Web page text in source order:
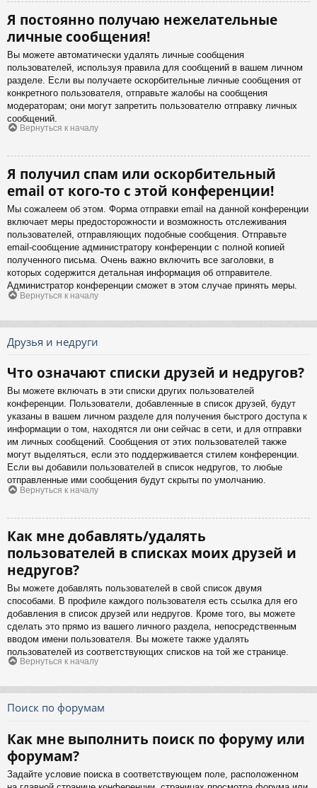
Я постоянно получаю нежелательные
личные сообщения!
Вы можете автоматически удалять личные сообщения
пользователей, используя правила для сообщений в вашем личном
разделе. Если вы получаете оскорбительные личные сообщения от
конкретного пользователя, отправьте жалобы на сообщения
модераторам; они могут запретить пользователю отправку личных
сообщений.
Вернуться к началу
Я получил спам или оскорбительный
email от кого-то с этой конференции!
Мы сожалеем об этом. Форма отправки email на данной конференции
включает меры предосторожности и возможность отслеживания
пользователей, отправляющих подобные сообщения. Отправьте
email-сообщение администратору конференции с полной копией
полученного письма. Очень важно включить все заголовки, в
которых содержится детальная информация об отправителе.
Администратор конференции сможет в этом случае принять меры.
Вернуться к началу
Друзья и недруги
Что означают списки друзей и недругов?
Вы можете включать в эти списки других пользователей
конференции. Пользователи, добавленные в список друзей, будут
указаны в вашем личном разделе для получения быстрого доступа к
информации о том, находятся ли они сейчас в сети, и для отправки
им личных сообщений. Сообщения от этих пользователей также
могут выделяться, если это поддерживается стилем конференции.
Если вы добавили пользователей в список недругов, то любые
отправленные ими сообщения будут скрыты по умолчанию.
Вернуться к началу
Как мне добавлять/удалять
пользователей в списках моих друзей и
недругов?
Вы можете добавлять пользователей в свой список двумя
способами. В профиле каждого пользователя есть ссылка для его
добавления в список друзей или недругов. Кроме того, вы можете
сделать это прямо из вашего личного раздела, непосредственным
вводом имени пользователя. Вы можете также удалять
пользователей из соответствующих списков на той же странице.
Вернуться к началу
Поиск по форумам
Как мне выполнить поиск по форуму или
форумам?
Задайте условие поиска в соответствующем поле, расположенном